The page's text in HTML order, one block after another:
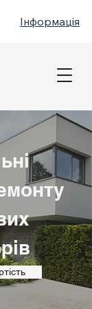
Інформація